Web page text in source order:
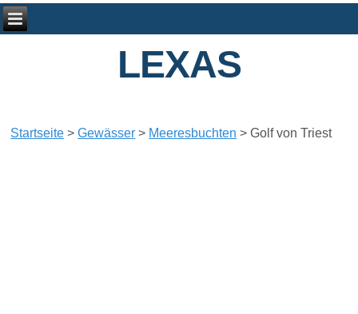
LEXAS
Startseite >Gewässer > Meeresbuchten >Golf von Triest